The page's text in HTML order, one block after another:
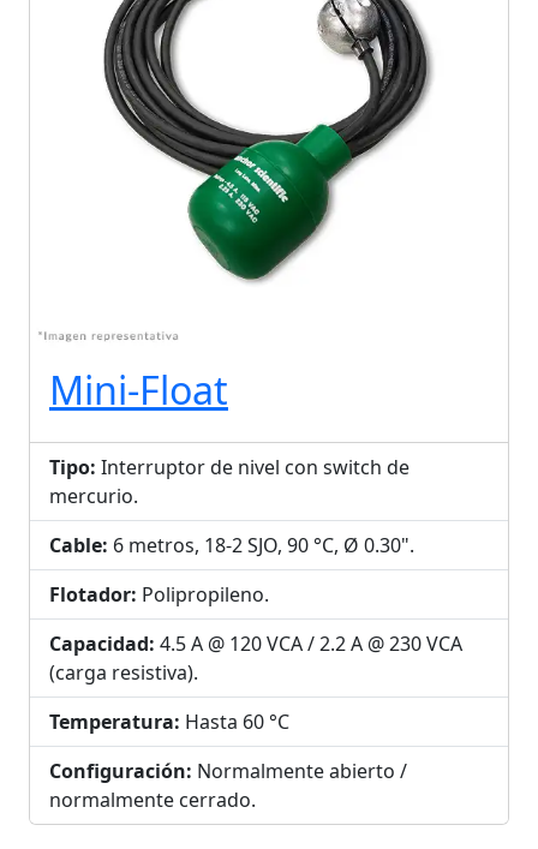
Mini-Float
Tipo: Interruptor de nivel con switch de
mercurio.
Cable: 6 metros, 18-2 SJO, 90 °C, Ø 0.30".
Flotador: Polipropileno.
Capacidad: 4.5 A @ 120 VCA / 2.2 A @ 230 VCA
(carga resistiva).
Temperatura: Hasta 60 °C
Configuración: Normalmente abierto /
normalmente cerrado.